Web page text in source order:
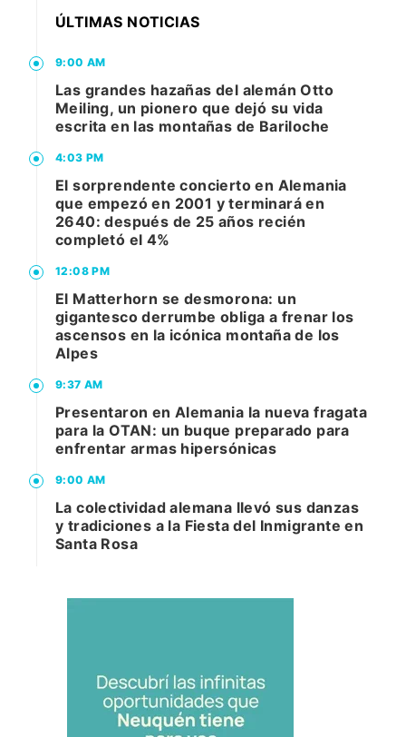
ÚLTIMAS NOTICIAS
9:00 AM
Las grandes hazañas del alemán Otto
Meiling, un pionero que dejó su vida
escrita en las montañas de Bariloche
4:03 PM
El sorprendente concierto en Alemania
que empezó en 2001 y terminará en
2640: después de 25 años recién
completó el 4%
12:08 PM
El Matterhorn se desmorona: un
gigantesco derrumbe obliga a frenar los
ascensos en la icónica montaña de los
Alpes
9:37 AM
Presentaron en Alemania la nueva fragata
para la OTAN: un buque preparado para
enfrentar armas hipersónicas
9:00 AM
La colectividad alemana llevó sus danzas
y tradiciones a la Fiesta del Inmigrante en
Santa Rosa